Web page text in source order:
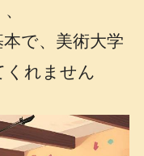
で、美術大学
くれません